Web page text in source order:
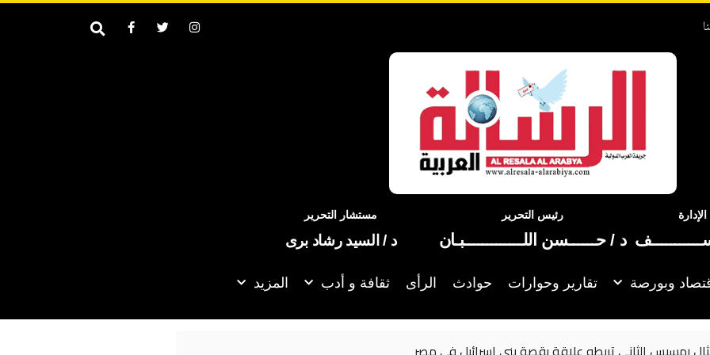
رئيس التحرير
د / حــــــسن اللـــــــــــــبـان
مستشار التحرير
د / السيد رشاد برى
وبورصة تقارير وحوارات حوادث الرأى ثقافة و أدب المزيد